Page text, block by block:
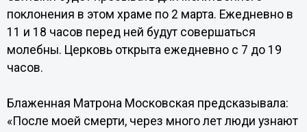
поклонения в этом храме по 2 марта. Ежедневно в
11 и 18 часов перед ней будут совершаться
молебны. Церковь открыта ежедневно с 7 до 19
часов.
Блаженная Матрона Московская предсказывала:
«После моей смерти, через много лет люди узнают